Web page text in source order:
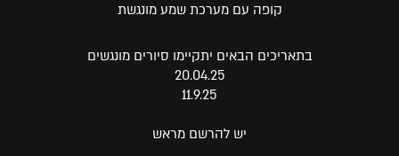
קופה עם מערכת שמע מונגשת
בתאריכים הבאים יתקיימו סיורים מונגשים
20.04.25
11.9.25
יש להרשם מראש